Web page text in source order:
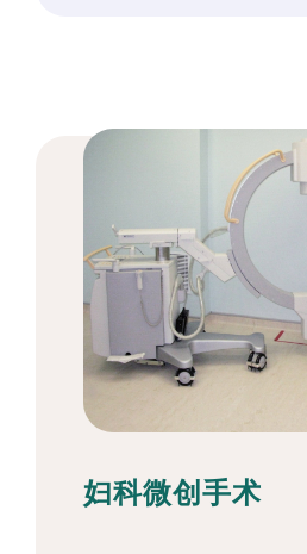
妇科微创手术